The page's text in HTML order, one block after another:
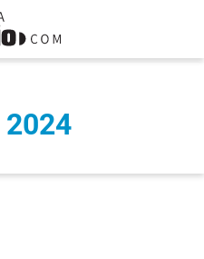
2024